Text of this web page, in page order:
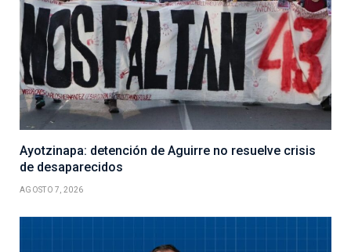
Ayotzinapa: detención de Aguirre no resuelve crisis
de desaparecidos
AGOSTO 7, 2026